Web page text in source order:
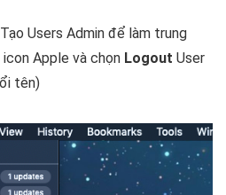
Users Admin để làm trung
icon Apple và chọn Logout User
tên)